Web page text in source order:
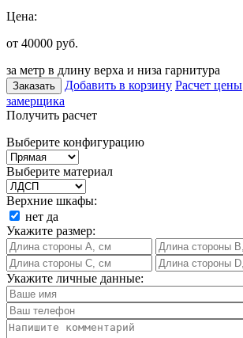
Цена:
от 40000 руб.
за метр в длину верха и низа гарнитура
Заказать Добавить в корзину Расчет цены
замерщика
Получить расчет
Выберите конфигурацию
Выберите материал
Верхние шкафы:
нет да
Укажите размер:
Укажите личные данные: